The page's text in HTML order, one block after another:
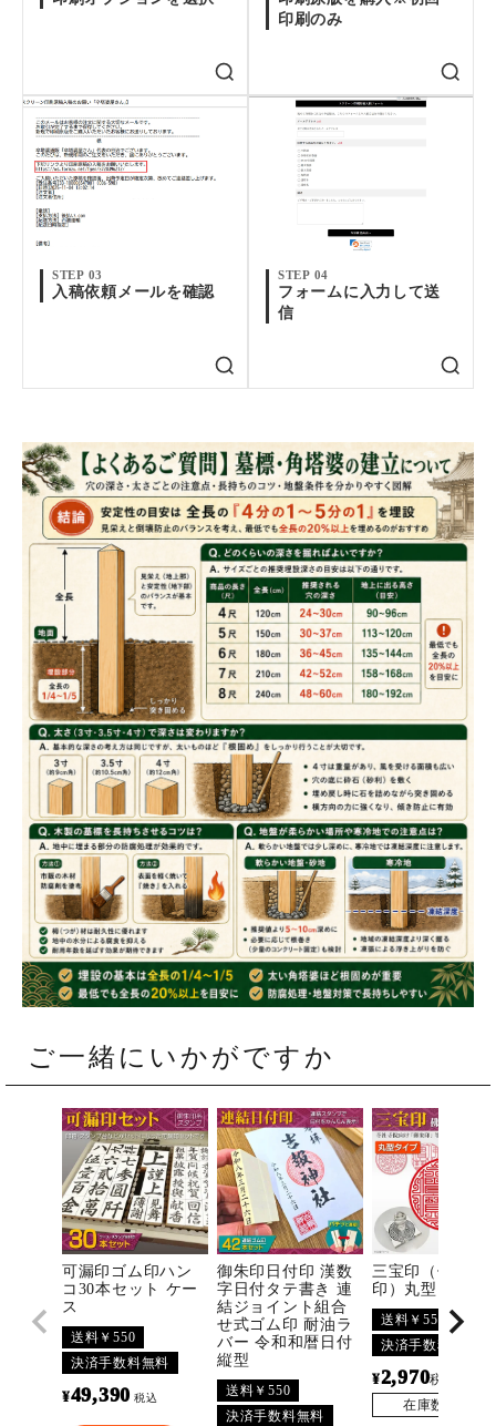
印刷のみ
STEP 03
入稿依頼メールを確認
STEP 04
フォームに入力して送
信
ご一緒にいかがですか
可漏印ゴム印ハン
コ30本セット ケー
ス
送料￥550
決済手数料無料
¥49,390 税込
御朱印日付印 漢数
字日付タテ書き 連
結ジョイント組合
せ式ゴム印 耐油ラ
バー 令和和暦日付
縦型
送料￥550
決済手数料無料
三宝印（佛法僧
印）丸型
送料￥550
決済手数料無料
¥2,970税込
在庫数